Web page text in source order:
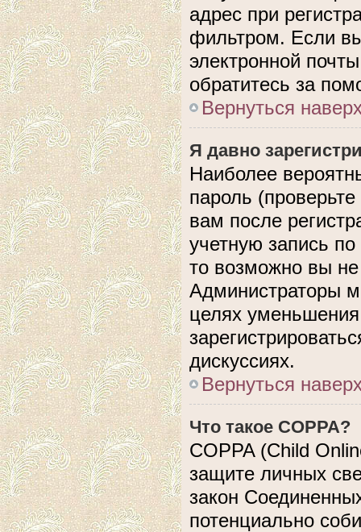
адрес при
фильтром. Если
электронной
обратитесь за
Вернуться
Я давно
Наиболее
пароль
вам после
учетную запись
то возможно вы
Администраторы
целях
дискуссиях.
Вернуться
Что такое COPPA?
COPPA (Child
защите личных
закон
потенциально